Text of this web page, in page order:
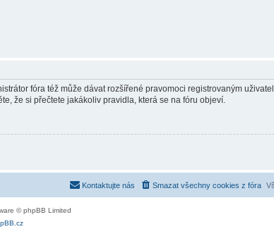
fóra též může dávat rozšířené pravomoci registrovaným
že si přečtete jakákoliv pravidla, která se na fóru objeví.
Smazat všechny cookies z fóra
Kontaktujte nás
© phpBB Limited